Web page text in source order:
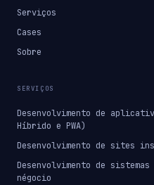
Serviços
Cases
Sobre
SERVIÇOS
Desenvolvimento de
Híbrido e PWA)
Desenvolvimento de sites
Desenvolvimento de
négocio